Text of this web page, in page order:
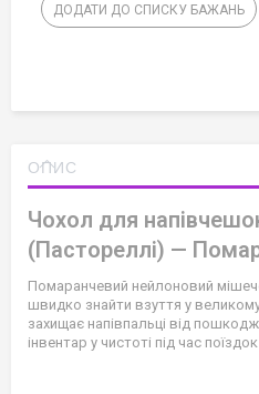
ДОДАТИ ДО СПИСКУ БАЖАНЬ
ОПИС
Чохол для
(Пастореллі) —
Помаранчевий нейлоновий
швидко знайти взуття у
захищає напівпальці від
інвентар у чистоті під час